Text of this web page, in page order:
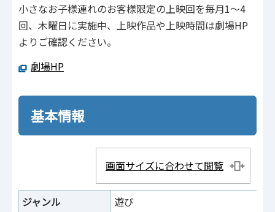
小さなお子様連れのお客様限定の上映回を毎月1～4
回、木曜日に実施中、上映作品や上映時間は劇場HP
よりご確認ください。
劇場HP
基本情報
画面サイズに合わせて閲覧
ジャンル
遊び